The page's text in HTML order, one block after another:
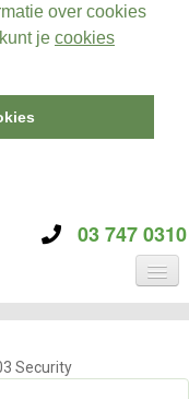
over cookies
je cookies
03 747 0310
Security